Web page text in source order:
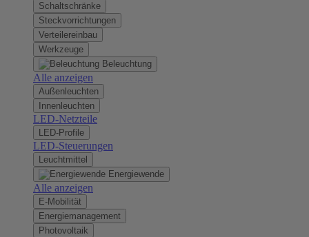
Schaltschränke
Steckvorrichtungen
Verteilereinbau
Werkzeuge
Beleuchtung
Alle anzeigen
Außenleuchten
Innenleuchten
LED-Netzteile
LED-Profile
LED-Steuerungen
Leuchtmittel
Energiewende
Alle anzeigen
E-Mobilität
Energiemanagement
Photovoltaik